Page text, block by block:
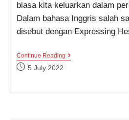
biasa kita keluarkan dalam
Dalam bahasa Inggris salah
disebut dengan Expressing
Continue ReadingContoh
Post5 July 2022